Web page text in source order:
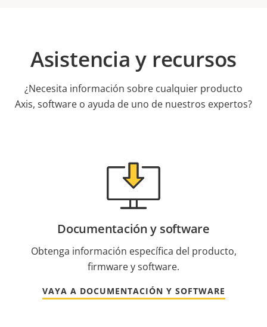
Asistencia y recursos
¿Necesita información sobre cualquier producto
Axis, software o ayuda de uno de nuestros expertos?
Documentación y software
Obtenga información específica del producto,
firmware y software.
VAYA A DOCUMENTACIÓN Y SOFTWARE